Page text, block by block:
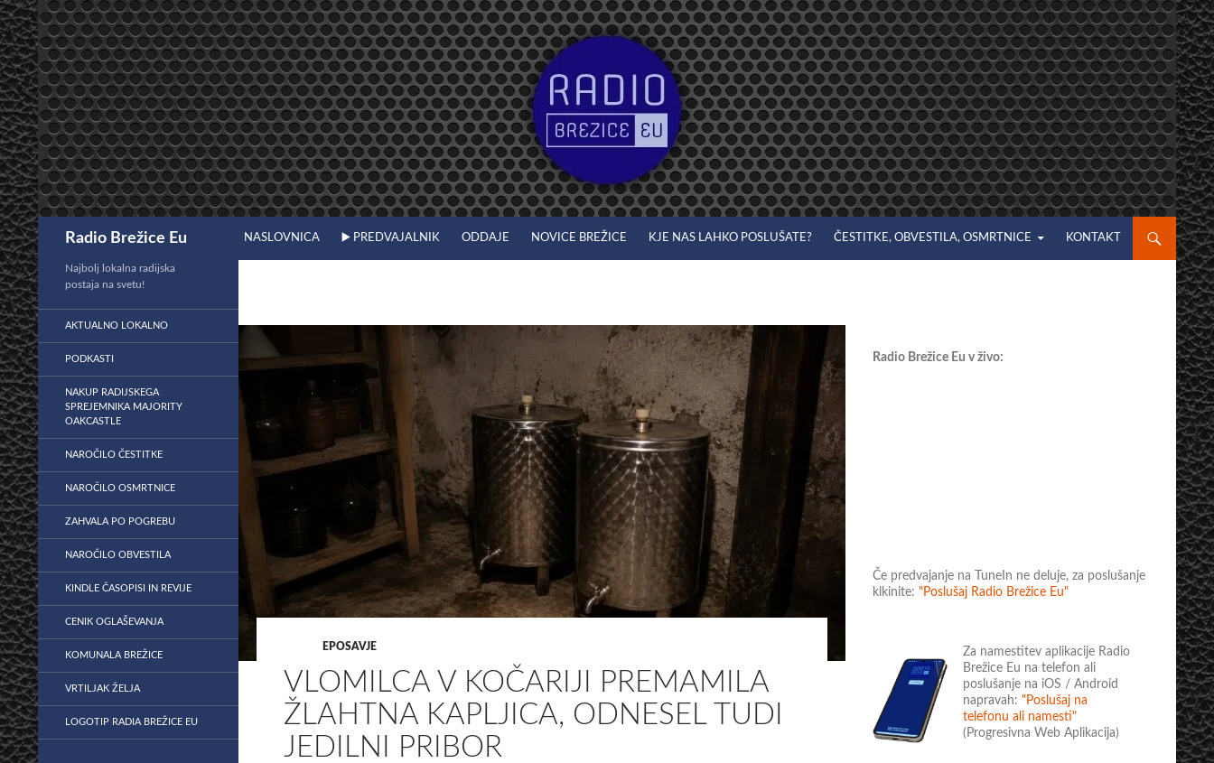
Preskoči
na
vsebino
Radio Brežice Eu NASLOVNICA ▶️ PREDVAJALNIK ODDAJE NOVICE BREŽICE KJE NAS LAHKO POSLUŠATE? ČESTITKE, OBVESTILA, OSMRTNICE KONTAKT
EPOSAVJE
VLOMILCA V KOČARIJI PREMAMILA
ŽLAHTNA KAPLJICA, ODNESEL TUDI
JEDILNI PRIBOR
Radio Brežice Eu v živo:
Če predvajanje na TuneIn ne deluje, za poslušanje
klkinite: "Poslušaj Radio Brežice Eu"
Za namestitev aplikacije Radio
Brežice Eu na telefon ali
poslušanje na iOS / Android
napravah: "Poslušaj na
telefonu ali namesti"
(Progresivna Web Aplikacija)
Najbolj lokalna radijska
postaja na svetu!
AKTUALNO LOKALNO
PODKASTI
NAKUP RADIJSKEGA
SPREJEMNIKA MAJORITY
OAKCASTLE
NAROČILO ČESTITKE
NAROČILO OSMRTNICE
ZAHVALA PO POGREBU
NAROČILO OBVESTILA
KINDLE ČASOPISI IN REVIJE
CENIK OGLAŠEVANJA
KOMUNALA BREŽICE
VRTILJAK ŽELJA
LOGOTIP RADIA BREŽICE EU